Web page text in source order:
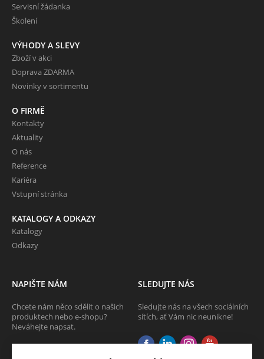
Servisní žádanka
Školení
VÝHODY A SLEVY
Zboží v akci
Doprava ZDARMA
Novinky v sortimentu
O FIRMĚ
Kontakty
Aktuality
O nás
Reference
Kariéra
Vstupní stránka
KATALOGY A ODKAZY
Katalogy
Odkazy
NAPIŠTE NÁM
Chcete nám něco sdělit o našich
produktech nebo e-shopu?
Neváhejte napsat.
SLEDUJTE NÁS
Sledujte nás na všech sociálních
sítích, ať Vám nic neunikne!